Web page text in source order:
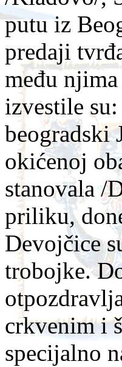
putu iz
predaji
među
izvestile
beogradski
okićenoj
stanovala /
priliku,
Devojčice
trobojke.
crkvenim i
specijalno